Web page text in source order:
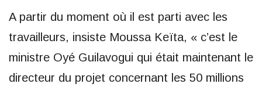
A partir du moment où il est parti avec les
travailleurs, insiste Moussa Keïta, « c’est le
ministre Oyé Guilavogui qui était maintenant le
directeur du projet concernant les 50 millions